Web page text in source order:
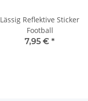
Lässig Reflektive Sticker
Football
7,95 € *